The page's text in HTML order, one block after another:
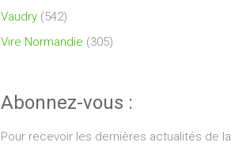
Vaudry (542)
Vire Normandie (305)
Abonnez-vous :
Pour recevoir les dernières actualités de la